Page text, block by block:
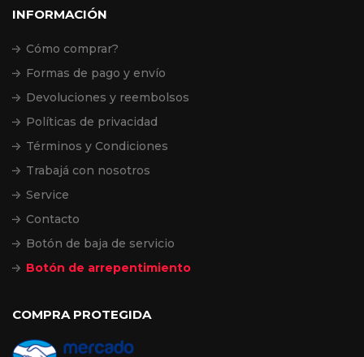
INFORMACIÓN
Cómo comprar?
Formas de pago y envío
Devoluciones y reembolsos
Políticas de privacidad
Términos y Condiciones
Trabajá con nosotros
Service
Contacto
Botón de baja de servicio
Botón de arrepentimiento
COMPRA PROTEGIDA